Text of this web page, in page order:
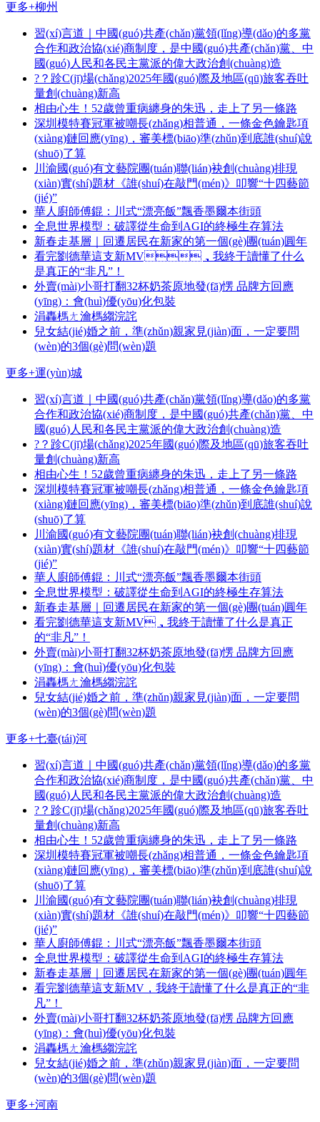
更多+柳州
習(xí)言道｜中國(guó)共產(chǎn)黨領(lǐng)導(dǎo)的多黨
合作和政治協(xié)商制度，是中國(guó)共產(chǎn)黨、中
國(guó)人民和各民主黨派的偉大政治創(chuàng)造
?？跈C(jī)場(chǎng)2025年國(guó)際及地區(qū)旅客吞吐
量創(chuàng)新高
相由心生！52歲曾重病纏身的朱迅，走上了另一條路
深圳模特賽冠軍被嘲長(zhǎng)相普通，一條金色鑰匙項
(xiàng)鏈回應(yīng)，審美標(biāo)準(zhǔn)到底誰(shuí)說
(shuō)了算
川渝國(guó)有文藝院團(tuán)聯(lián)袂創(chuàng)排現
(xiàn)實(shí)題材《誰(shuí)在敲門(mén)》叩響“十四藝節
(jié)”
華人廚師傅錕：川式“漂亮飯”飄香墨爾本街頭
全息世界模型：破譯從生命到AGI的終極生存算法
新春走基層｜回遷居民在新家的第一個(gè)團(tuán)圓年
看完劉德華這支新MV，我終于讀懂了什么
是真正的“非凡”！
外賣(mài)小哥打翻32杯奶茶原地發(fā)愣 品牌方回應
(yīng)：會(huì)優(yōu)化包裝
涓轟榪ㄤ瀹榪縐浣詫
兒女結(jié)婚之前，準(zhǔn)親家見(jiàn)面，一定要問
(wèn)的3個(gè)問(wèn)題
更多+運(yùn)城
習(xí)言道｜中國(guó)共產(chǎn)黨領(lǐng)導(dǎo)的多黨
合作和政治協(xié)商制度，是中國(guó)共產(chǎn)黨、中
國(guó)人民和各民主黨派的偉大政治創(chuàng)造
?？跈C(jī)場(chǎng)2025年國(guó)際及地區(qū)旅客吞吐
量創(chuàng)新高
相由心生！52歲曾重病纏身的朱迅，走上了另一條路
深圳模特賽冠軍被嘲長(zhǎng)相普通，一條金色鑰匙項
(xiàng)鏈回應(yīng)，審美標(biāo)準(zhǔn)到底誰(shuí)說
(shuō)了算
川渝國(guó)有文藝院團(tuán)聯(lián)袂創(chuàng)排現
(xiàn)實(shí)題材《誰(shuí)在敲門(mén)》叩響“十四藝節
(jié)”
華人廚師傅錕：川式“漂亮飯”飄香墨爾本街頭
全息世界模型：破譯從生命到AGI的終極生存算法
新春走基層｜回遷居民在新家的第一個(gè)團(tuán)圓年
看完劉德華這支新MV，我終于讀懂了什么是真正
的“非凡”！
外賣(mài)小哥打翻32杯奶茶原地發(fā)愣 品牌方回應
(yīng)：會(huì)優(yōu)化包裝
涓轟榪ㄤ瀹榪縐浣詫
兒女結(jié)婚之前，準(zhǔn)親家見(jiàn)面，一定要問
(wèn)的3個(gè)問(wèn)題
更多+七臺(tái)河
習(xí)言道｜中國(guó)共產(chǎn)黨領(lǐng)導(dǎo)的多黨
合作和政治協(xié)商制度，是中國(guó)共產(chǎn)黨、中
國(guó)人民和各民主黨派的偉大政治創(chuàng)造
?？跈C(jī)場(chǎng)2025年國(guó)際及地區(qū)旅客吞吐
量創(chuàng)新高
相由心生！52歲曾重病纏身的朱迅，走上了另一條路
深圳模特賽冠軍被嘲長(zhǎng)相普通，一條金色鑰匙項
(xiàng)鏈回應(yīng)，審美標(biāo)準(zhǔn)到底誰(shuí)說
(shuō)了算
川渝國(guó)有文藝院團(tuán)聯(lián)袂創(chuàng)排現
(xiàn)實(shí)題材《誰(shuí)在敲門(mén)》叩響“十四藝節
(jié)”
華人廚師傅錕：川式“漂亮飯”飄香墨爾本街頭
全息世界模型：破譯從生命到AGI的終極生存算法
新春走基層｜回遷居民在新家的第一個(gè)團(tuán)圓年
看完劉德華這支新MV，我終于讀懂了什么是真正的“非
凡”！
外賣(mài)小哥打翻32杯奶茶原地發(fā)愣 品牌方回應
(yīng)：會(huì)優(yōu)化包裝
涓轟榪ㄤ瀹榪縐浣詫
兒女結(jié)婚之前，準(zhǔn)親家見(jiàn)面，一定要問
(wèn)的3個(gè)問(wèn)題
更多+河南